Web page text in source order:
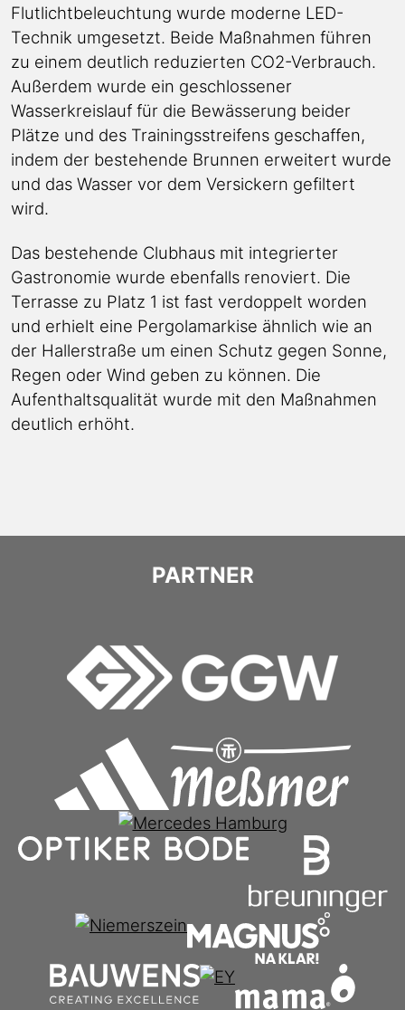
Flutlichtbeleuchtung wurde moderne LED-
Technik umgesetzt. Beide Maßnahmen führen
zu einem deutlich reduzierten CO2-Verbrauch.
Außerdem wurde ein geschlossener
Wasserkreislauf für die Bewässerung beider
Plätze und des Trainingsstreifens geschaffen,
indem der bestehende Brunnen erweitert wurde
und das Wasser vor dem Versickern gefiltert
wird.
Das bestehende Clubhaus mit integrierter
Gastronomie wurde ebenfalls renoviert. Die
Terrasse zu Platz 1 ist fast verdoppelt worden
und erhielt eine Pergolamarkise ähnlich wie an
der Hallerstraße um einen Schutz gegen Sonne,
Regen oder Wind geben zu können. Die
Aufenthaltsqualität wurde mit den Maßnahmen
deutlich erhöht.
PARTNER